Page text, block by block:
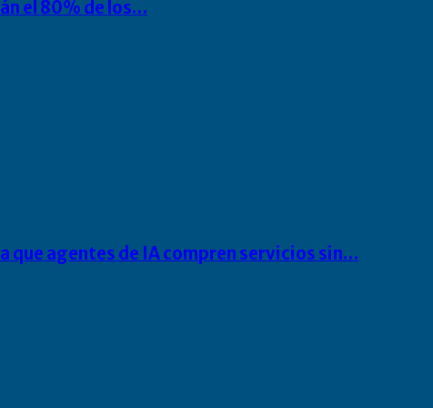
el 80% de los…
agentes de IA compren servicios sin…